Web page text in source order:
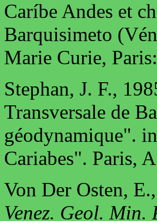
Caríbe Andes et
Barquisimeto
Marie Curie,
Stephan, J. F.,
Transversale de
géodynamique".
Cariabes". Paris,
Von Der Osten,
Venez. Geol. Min.